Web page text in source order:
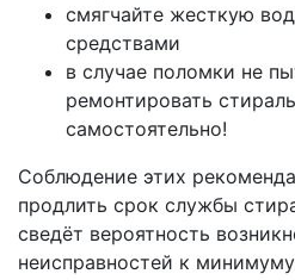
смягчайте жесткую
средствами
в случае поломки не
ремонтировать
самостоятельно!
Соблюдение этих
продлить срок службы
сведёт вероятность
неисправностей к